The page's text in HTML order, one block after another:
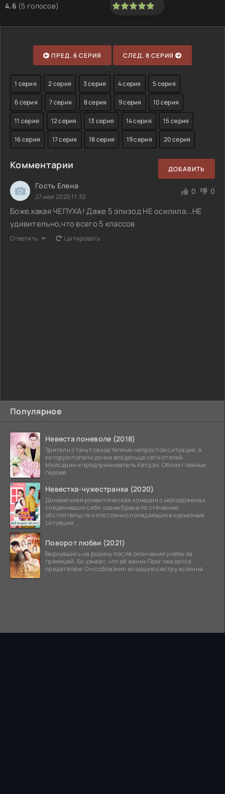
Популярное
Невеста поневоле (2018)
Зрители станут свидетелями непростой ситуации, в
которую попали дочка владельца сети отелей
Мэйсарин и предприниматель Кетдэн. Обоих главных
героев
Невестка-чужестранка (2020)
Динамичная романтическая комедия о молодоженах,
соединивших себя узами брака по стечению
обстоятельств и постоянно попадающих в курьезные
ситуации...
Поворот любви (2021)
Вернувшись на родину после окончания учебы за
границей, Бо узнает, что её жених Понг оказался
предателем. Он соблазнил младшую сестру хозяина
4.6 (5 голосов)
100
ПРЕД. 6 СЕРИЯ СЛЕД. 8 СЕРИЯ
1 серия 2 серия 3 серия 4 серия 5 серия
6 серия 7 серия 8 серия 9 серия 10 серия
11 серия 12 серия 13 серия 14 серия 15 серия
16 серия 17 серия 18 серия 19 серия 20 серия
Комментарии ДОБАВИТЬ
Гость Елена
27 мая 2026 11:32
0 0
Боже,какая ЧЕПУХА! Даже 5 эпизод НЕ осилила...НЕ
удивительно,что всего 5 классов
Ответить Цитировать